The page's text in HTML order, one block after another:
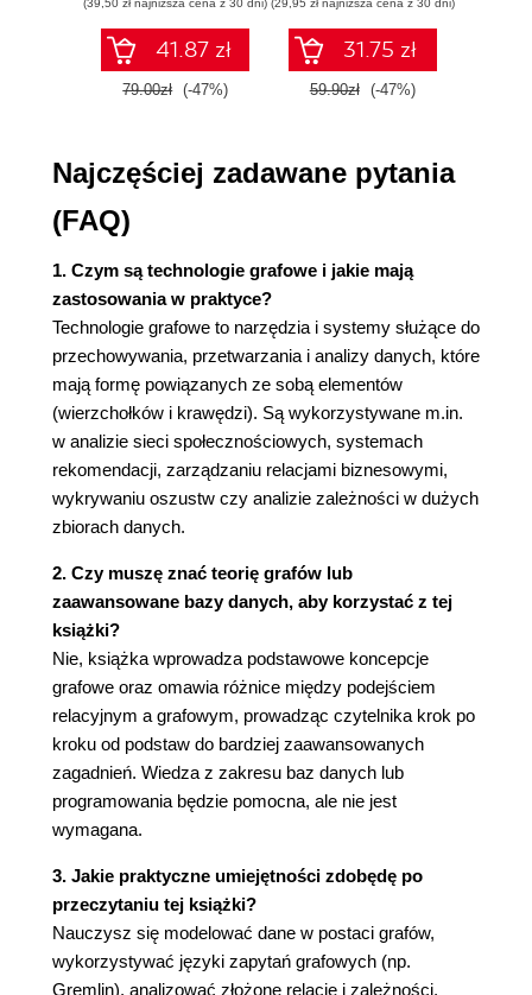
Tworzenie diagramu ERD 37
Koncepcje związane z danymi grafowymi 38
Podstawowe elementy grafu 39
Sąsiedztwa 40
Odległość 40
Stopień 41
Etykiety wierzchołków i krawędzi 43
Właściwości 44
Kierunek krawędzi 45
Odwołujące się do siebie etykiety krawędzi 47
Mnogość grafu 48
Pełny przykładowy model grafu 50
Relacyjne kontra grafowe: decyzje do rozważenia
51
Modelowanie danych 51
Zrozumienie danych grafowych 52
aplikacji 52
Podsumowanie 53
3. Zaczynamy. Prosta aplikacja Customer 360 55
Przegląd rozdziału: relacyjne kontra grafowe 56
Podstawowy przypadek użycia dla danych
grafowych - C360 56
Dlaczego firmy przejmują się projektem
C360? 57
Implementowanie aplikacji C360 w systemie
Modele danych 59
Implementacja relacyjna 61
Przykładowe zapytania dla aplikacji C360 65
Implementacja aplikacji C360 w systemie
(39,50 zł najniższa cena z 30 dni)
41.87 zł
79.00zł (-47%)
(29,95 zł najniższa cena z 30 dni)
31.75 zł
59.90zł (-47%)
Najczęściej zadawane pytania
(FAQ)
1. Czym są technologie grafowe i jakie mają
zastosowania w praktyce?
Technologie grafowe to narzędzia i systemy służące do
przechowywania, przetwarzania i analizy danych, które
mają formę powiązanych ze sobą elementów
(wierzchołków i krawędzi). Są wykorzystywane m.in.
w analizie sieci społecznościowych, systemach
rekomendacji, zarządzaniu relacjami biznesowymi,
wykrywaniu oszustw czy analizie zależności w dużych
zbiorach danych.
2. Czy muszę znać teorię grafów lub
zaawansowane bazy danych, aby korzystać z tej
książki?
Nie, książka wprowadza podstawowe koncepcje
grafowe oraz omawia różnice między podejściem
relacyjnym a grafowym, prowadząc czytelnika krok po
kroku od podstaw do bardziej zaawansowanych
zagadnień. Wiedza z zakresu baz danych lub
programowania będzie pomocna, ale nie jest
wymagana.
3. Jakie praktyczne umiejętności zdobędę po
przeczytaniu tej książki?
Nauczysz się modelować dane w postaci grafów,
wykorzystywać języki zapytań grafowych (np.
Gremlin), analizować złożone relacje i zależności,